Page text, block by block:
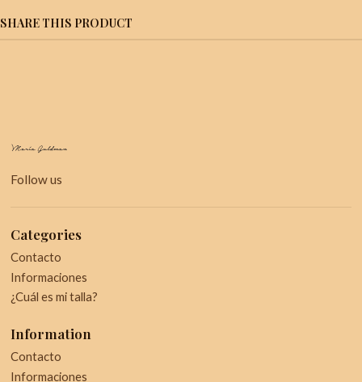
SHARE THIS PRODUCT
Follow us
Categories
Contacto
Informaciones
¿Cuál es mi talla?
Information
Contacto
Informaciones